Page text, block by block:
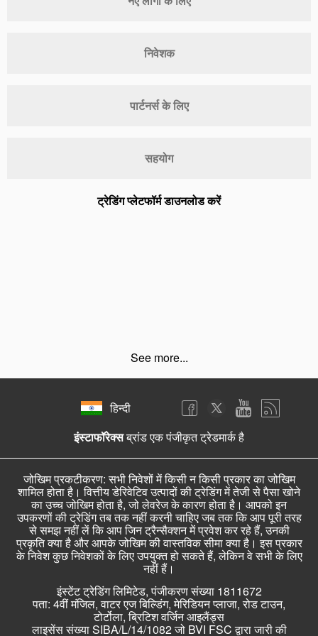
निवेशक
पार्टनर्स के लिए
सहयोग
ट्रेडिंग प्लेटफॉर्म डाउनलोड करें
See more...
हिन्दी
इंस्टाफॉरेक्सब्रांड एक पंजीकृत ट्रेडमार्क है
जोखिम प्रकटीकरण: सभी निवेशों में किसी न किसी प्रकार का जोखिम
शामिल होता है। वित्तीय डेरिवेटिव उत्पादों की ट्रेडिंग में तेजी से पैसा खोने
का उच्च जोखिम होता है, जो लेवरेज के कारण होता है। आपको इन
उपकरणों की ट्रेडिंग तब तक नहीं करनी चाहिए जब तक कि आप पूरी तरह
से समझ नहीं लें कि आप जिन ट्रैन्सैक्शन में प्रवेश कर रहे हैं, उनकी
प्रकृति क्या है और आपके जोखिम की वास्तविक सीमा क्या है। इस प्रकार
के निवेश कुछ निवेशकों के लिए उपयुक्त हो सकते हैं, लेकिन वे सभी के लिए
नहीं हैं।
इंस्टेंट ट्रेडिंग लिमिटेड, पंजीकरण संख्या 1811672
पता: 4वीं मंजिल, वाटर एज बिल्डिंग, मेरिडियन प्लाजा, रोड टाउन,
टोर्टोला, ब्रिटिश वर्जिन आइलैंड्स
लाइसेंस संख्या SIBA/L/14/1082 जो BVI FSC द्वारा जारी की